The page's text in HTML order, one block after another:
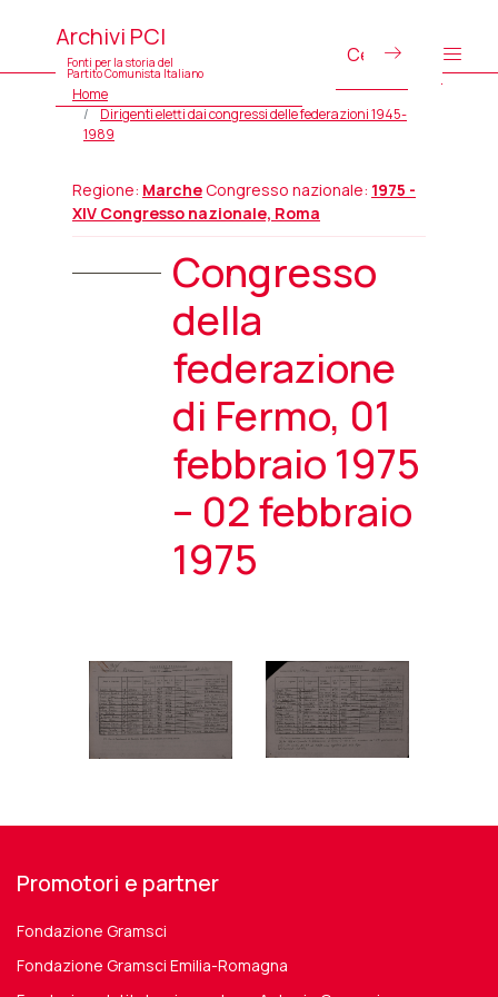
Archivi PCI
Fonti per la storia del
Partito Comunista Italiano
Home
Dirigenti eletti dai congressi delle federazioni 1945-
1989
Regione: MarcheCongresso nazionale: 1975 -
XIV Congresso nazionale, Roma
Congresso
della
federazione
di Fermo, 01
febbraio 1975
– 02 febbraio
1975
Promotori e partner
Fondazione Gramsci
Fondazione Gramsci Emilia-Romagna